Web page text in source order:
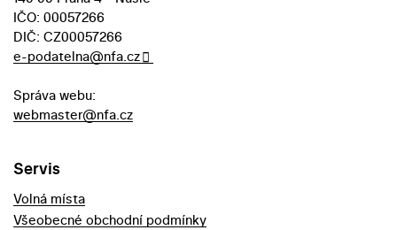
IČO: 00057266
DIČ: CZ00057266
e-podatelna@nfa.cz
Správa webu:
webmaster@nfa.cz
Servis
Volná místa
Všeobecné obchodní podmínky